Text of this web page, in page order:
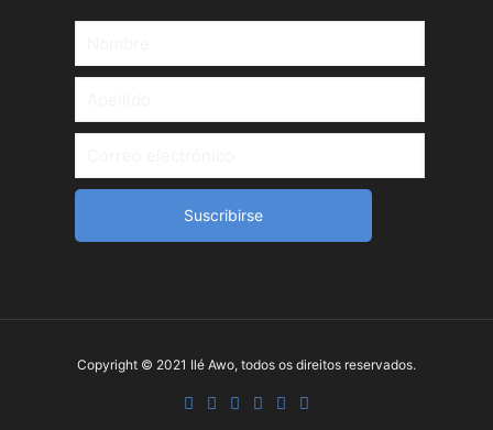
Copyright © 2021 Ilé Awo, todos os direitos reservados.